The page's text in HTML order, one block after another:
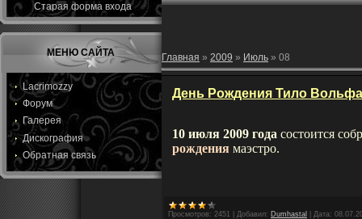
Старая форма входа
МЕНЮ САЙТА
Lacrimozzy
Форум
Галерея
Дискография
Обратная связь
Главная » 2009 » Июль » 08
День Рождения Тило Вольфа
10 июля 2009 года состоится
рождения маэстро.
Просмотров: 2451 Добавил: Dumhastal Дата: